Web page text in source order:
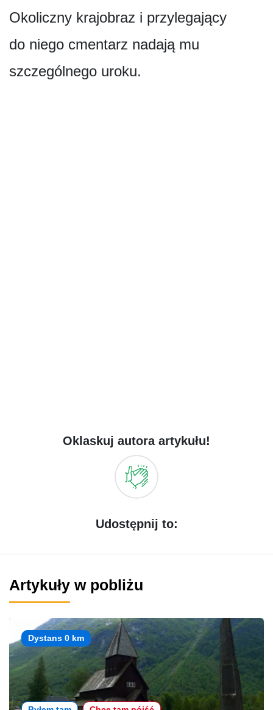
Okoliczny krajobraz i przylegający
do niego cmentarz nadają mu
szczególnego uroku.
Oklaskuj autora artykułu!
Udostępnij to:
Artykuły w pobliżu
Dystans 0 km